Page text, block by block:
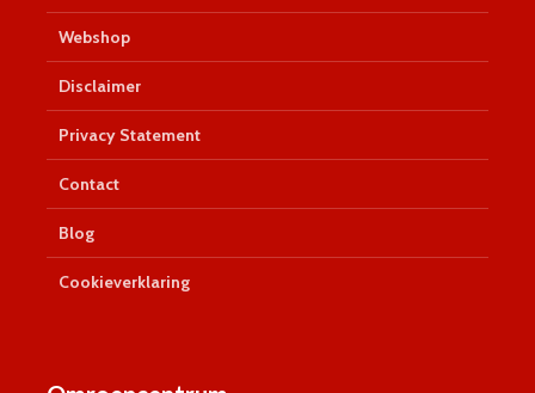
Webshop
Disclaimer
Privacy Statement
Contact
Blog
Cookieverklaring